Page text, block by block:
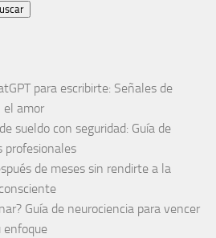
para escribirte: Señales de
el amor
sueldo con seguridad: Guía de
profesionales
de meses sin rendirte a la
Guía de neurociencia para vencer
enfoque